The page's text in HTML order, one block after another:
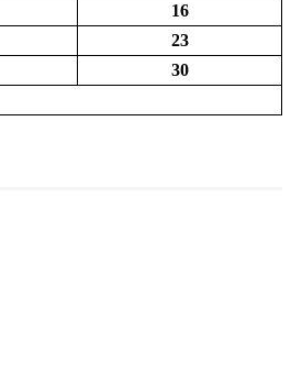
16
23
30